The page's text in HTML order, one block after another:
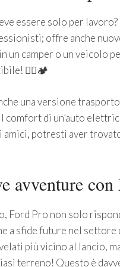
essere solo per
offre anche
un camper o un veicolo
🚴‍♂️🏕️
una versione
comfort di un’auto
amici, potresti aver
avventure
Ford Pro non solo
a sfide future nel
più vicino al lancio,
terreno! Questo è